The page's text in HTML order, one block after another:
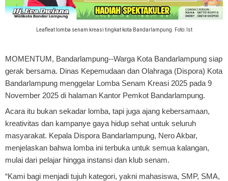
Leafleat lomba senam kreasi tingkat kota Bandarlampung. Foto: Ist
MOMENTUM, Bandarlampung--Warga Kota Bandarlampung siap
gerak bersama. Dinas Kepemudaan dan Olahraga (Dispora) Kota
Bandarlampung menggelar Lomba Senam Kreasi 2025 pada 9
November 2025 di halaman Kantor Pemkot Bandarlampung.
Acara itu bukan sekadar lomba, tapi juga ajang kebersamaan,
kreativitas dan kampanye gaya hidup sehat untuk seluruh
masyarakat. Kepala Dispora Bandarlampung, Nero Akbar,
menjelaskan bahwa lomba ini terbuka untuk semua kalangan,
mulai dari pelajar hingga instansi dan klub senam.
“Kami bagi menjadi tujuh kategori, yakni mahasiswa, SMP, SMA,